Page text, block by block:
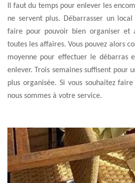
Il faut du temps pour enlever les
ne servent plus. Débarrasser un
faire pour pouvoir bien organiser et
toutes les affaires. Vous pouvez alors
moyenne pour effectuer le débarras
enlever. Trois semaines suffisent pour
plus organisée. Si vous souhaitez
nous sommes à votre service.